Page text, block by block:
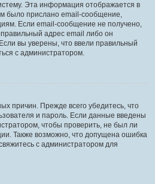
Эта информация отображается в
было прислано email-сообщение,
Если email-сообщение не получено,
адрес email либо он
вы уверены, что ввели правильный
с администратором.
причин. Прежде всего убедитесь, что
и пароль. Если данные введены
чтобы проверить, не был ли
Также возможно, что допущена ошибка
с администратором для